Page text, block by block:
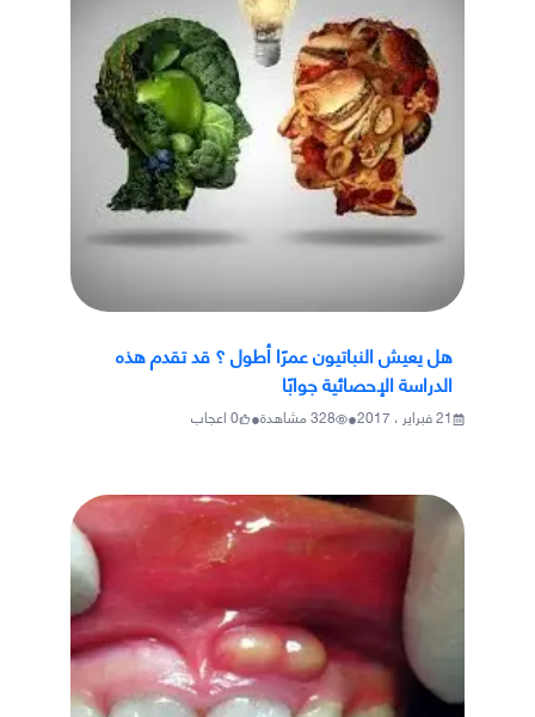
هل يعيش النباتيون عمرًا أطول ؟ قد تقدم هذه
الدراسة الإحصائية جوابًا
21 فبراير ، 2017 •
328مشاهدة•
0اعجاب